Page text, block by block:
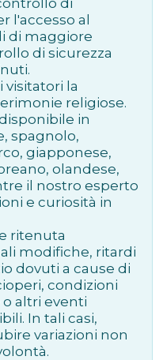
l'accesso al
di maggiore
di sicurezza
visitatori la
religiose.
in
spagnolo,
giapponese,
olandese,
il nostro esperto
e curiosità in
ritenuta
modifiche, ritardi
dovuti a cause di
condizioni
altri eventi
In tali casi,
variazioni non